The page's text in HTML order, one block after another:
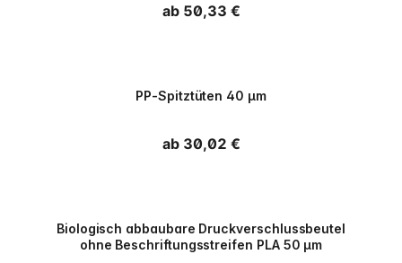
Normaler Preis
ab 50,33 €
PP-Spitztüten 40 µm
Normaler Preis
ab 30,02 €
Biologisch abbaubare Druckverschlussbeutel
ohne Beschriftungsstreifen PLA 50 µm